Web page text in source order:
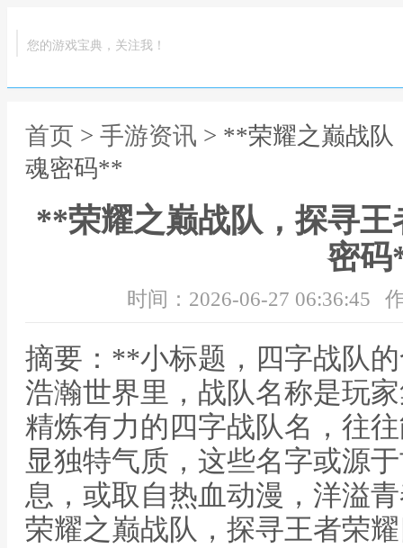
您的游戏宝典，关注我！
首页 > 手游资讯 > **荣耀之巅战队
魂密码**
**荣耀之巅战队，探寻
密
时间：2026-06-27 06:36:45
摘要：**小标题，四字战队
浩瀚世界里，战队名称是玩
精炼有力的四字战队名，往
显独特气质，这些名字或源
息，或取自热血动漫，洋溢
荣耀之巅战队，探寻王者荣